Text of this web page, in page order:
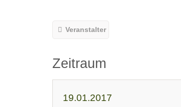
Veranstalter
Zeitraum
19.01.2017